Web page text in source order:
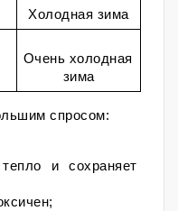
Холодная зима
Очень холодная
зима
спросом:
и сохраняет